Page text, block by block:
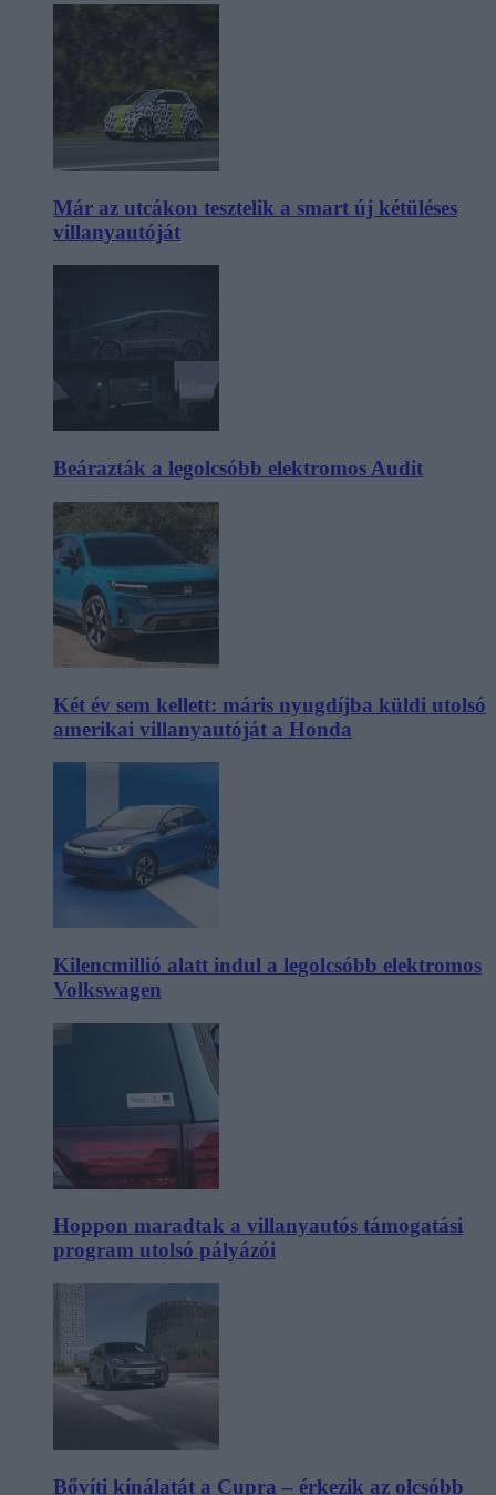
Már az utcákon tesztelik a smart új kétüléses
villanyautóját
Beárazták a legolcsóbb elektromos Audit
Két év sem kellett: máris nyugdíjba küldi utolsó
amerikai villanyautóját a Honda
Kilencmillió alatt indul a legolcsóbb elektromos
Volkswagen
Hoppon maradtak a villanyautós támogatási
program utolsó pályázói
Bővíti kínálatát a Cupra – érkezik az olcsóbb